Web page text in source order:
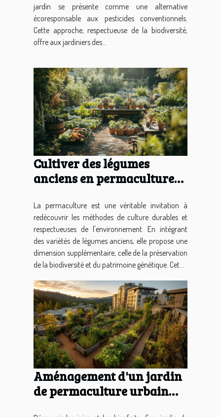
jardin se présente comme une alternative
écoresponsable aux pesticides conventionnels.
Cette approche, respectueuse de la biodiversité,
offre aux jardiniers des...
Cultiver des légumes
anciens en permaculture
un jardin durable
La permaculture est une véritable invitation à
redécouvrir les méthodes de culture durables et
respectueuses de l'environnement. En intégrant
des variétés de légumes anciens, elle propose une
dimension supplémentaire, celle de la préservation
de la biodiversité et du patrimoine génétique. Cet...
Aménagement d'un jardin
de permaculture urbain